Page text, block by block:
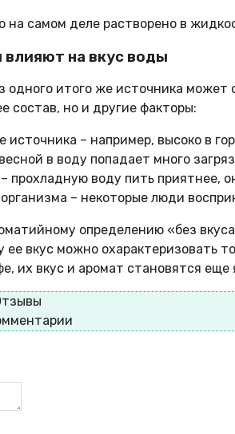
на самом деле растворено в
на вкус воды
одного итого же источника может
состав, но и другие факторы:
источника – например, высоко в
в воду попадает много
прохладную воду пить приятнее,
– некоторые люди
определению «без
ее вкус можно охарактеризовать
их вкус и аромат становятся еще